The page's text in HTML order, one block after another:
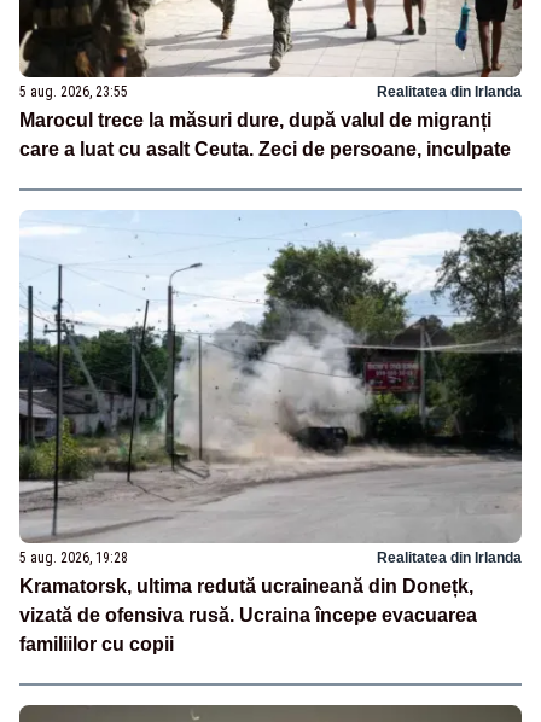
5 aug. 2026, 23:55 Realitatea din Irlanda
Marocul trece la măsuri dure, după valul de migranți
care a luat cu asalt Ceuta. Zeci de persoane, inculpate
5 aug. 2026, 19:28 Realitatea din Irlanda
Kramatorsk, ultima redută ucraineană din Donețk,
vizată de ofensiva rusă. Ucraina începe evacuarea
familiilor cu copii